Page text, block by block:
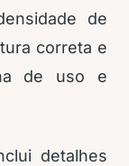
de
correta e
de uso e
detalhes